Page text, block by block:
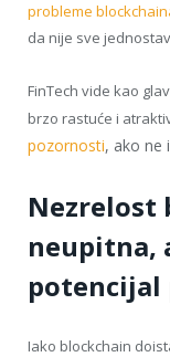
probleme
da nije sve
FinTech vide kao
brzo rastuće i
pozornosti, ako ne
Nezrelost
neupitna,
potencijal
Iako blockchain